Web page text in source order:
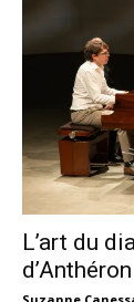
L’art du
d’Anthéron